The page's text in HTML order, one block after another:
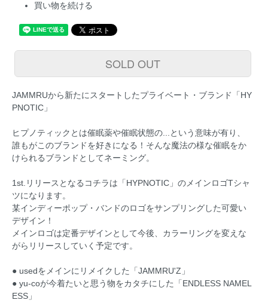
買い物を続ける
SOLD OUT
JAMMRUから新たにスタートしたプライベート・ブランド「HY
PNOTIC」
ヒプノティックとは催眠薬や催眠状態の...という意味が有り、
誰もがこのブランドを好きになる！そんな魔法の様な催眠をか
けられるブランドとしてネーミング。
1st.リリースとなるコチラは「HYPNOTIC」のメインロゴTシャ
ツになります。
某インディーポップ・バンドのロゴをサンプリングした可愛い
デザイン！
メインロゴは定番デザインとして今後、カラーリングを変えな
がらリリースしていく予定です。
● usedをメインにリメイクした「JAMMRU'Z」
● yu-coが今着たいと思う物をカタチにした「ENDLESS NAMEL
ESS」